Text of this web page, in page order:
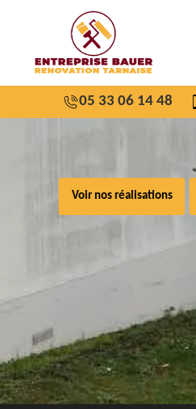
05 33 06 14 48
Voir nos réalisations